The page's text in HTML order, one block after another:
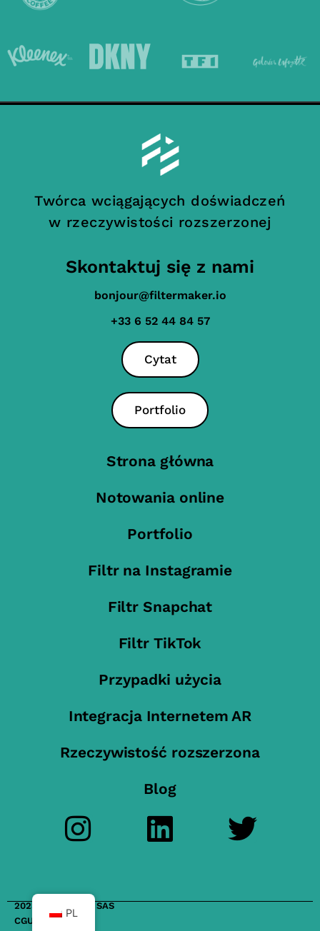
Twórca wciągających doświadczeń
w rzeczywistości rozszerzonej
Skontaktuj się z nami
bonjour@filtermaker.io
+33 6 52 44 84 57
Cytat
Portfolio
Strona główna
Notowania online
Portfolio
Filtr na Instagramie
Filtr Snapchat
Filtr TikTok
Przypadki użycia
Integracja Internetem AR
Rzeczywistość rozszerzona
Blog
2023 FilterMaker SAS
CGU
PL